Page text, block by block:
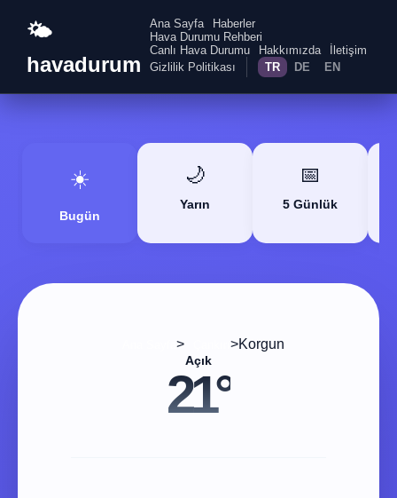
🌤️
havadurum
Ana Sayfa
Haberler
Hava Durumu Rehberi
Canlı Hava Durumu
Hakkımızda
İletişim
Gizlilik Politikası
TR DE EN
☀️
Bugün
🌙
Yarın
📅
5 Günlük
> >Korgun
Açık
21°